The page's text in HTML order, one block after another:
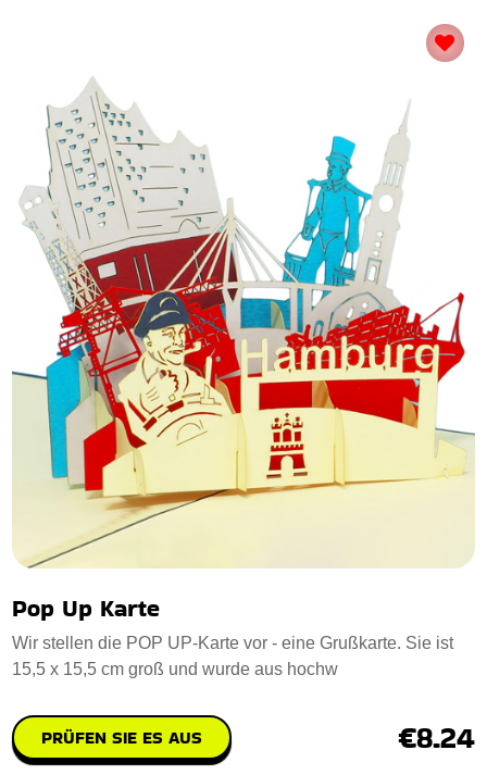
Pop Up Karte
Wir stellen die POP UP-Karte vor - eine Grußkarte. Sie ist
15,5 x 15,5 cm groß und wurde aus hochw
PRÜFEN SIE ES AUS €8.24